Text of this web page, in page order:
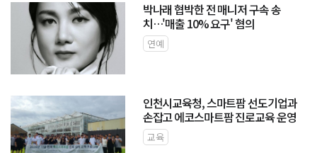
박나래 협박한 전 매니저 구속 송
치…'매출 10% 요구' 혐의
연예
인천시교육청, 스마트팜 선도기업과
손잡고 에코스마트팜 진로교육 운영
교육